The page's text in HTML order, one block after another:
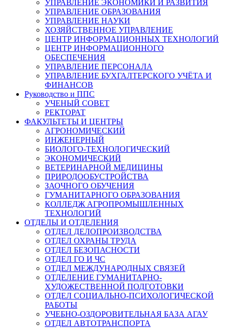
УПРАВЛЕНИЕ ЭКОНОМИКИ И РАЗВИТИЯ
УПРАВЛЕНИЕ ОБРАЗОВАНИЯ
УПРАВЛЕНИЕ НАУКИ
ХОЗЯЙСТВЕННОЕ УПРАВЛЕНИЕ
ЦЕНТР ИНФОРМАЦИОННЫХ ТЕХНОЛОГИЙ
ЦЕНТР ИНФОРМАЦИОННОГО
ОБЕСПЕЧЕНИЯ
УПРАВЛЕНИЕ ПЕРСОНАЛА
УПРАВЛЕНИЕ БУХГАЛТЕРСКОГО УЧЁТА И
ФИНАНСОВ
Руководство и ППС
УЧЕНЫЙ СОВЕТ
РЕКТОРАТ
ФАКУЛЬТЕТЫ И ЦЕНТРЫ
АГРОНОМИЧЕСКИЙ
ИНЖЕНЕРНЫЙ
БИОЛОГО-ТЕХНОЛОГИЧЕСКИЙ
ЭКОНОМИЧЕСКИЙ
ВЕТЕРИНАРНОЙ МЕДИЦИНЫ
ПРИРОДООБУСТРОЙСТВА
ЗАОЧНОГО ОБУЧЕНИЯ
ГУМАНИТАРНОГО ОБРАЗОВАНИЯ
КОЛЛЕДЖ АГРОПРОМЫШЛЕННЫХ
ТЕХНОЛОГИЙ
ОТДЕЛЫ И ОТДЕЛЕНИЯ
ОТДЕЛ ДЕЛОПРОИЗВОДСТВА
ОТДЕЛ ОХРАНЫ ТРУДА
ОТДЕЛ БЕЗОПАСНОСТИ
ОТДЕЛ ГО И ЧС
ОТДЕЛ МЕЖДУНАРОДНЫХ СВЯЗЕЙ
ОТДЕЛЕНИЕ ГУМАНИТАРНО-
ХУДОЖЕСТВЕННОЙ ПОДГОТОВКИ
ОТДЕЛ СОЦИАЛЬНО-ПСИХОЛОГИЧЕСКОЙ
РАБОТЫ
УЧЕБНО-ОЗДОРОВИТЕЛЬНАЯ БАЗА АГАУ
ОТДЕЛ АВТОТРАНСПОРТА